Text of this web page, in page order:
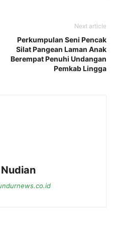
Next article
Perkumpulan Seni Pencak
Silat Pangean Laman Anak
Berempat Penuhi Undangan
Pemkab Lingga